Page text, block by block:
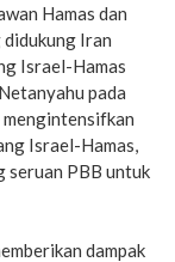
Hamas dan
Iran
Israel-Hamas
pada
Israel-Hamas,
seruan PBB untuk
dampak